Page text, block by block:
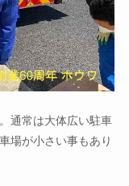
通常は大体広い駐車
場が小さい事もあり